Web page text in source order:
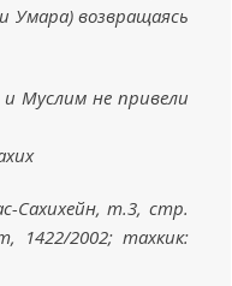
Умара) возвращаясь
и Муслим не привели
Сахихейн, т.3, стр.
1422/2002; тахкик: